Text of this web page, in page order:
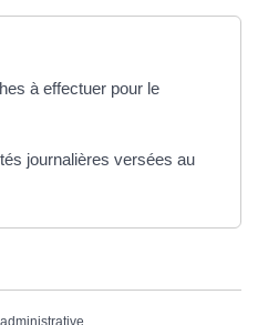
à effectuer pour le
journalières versées au